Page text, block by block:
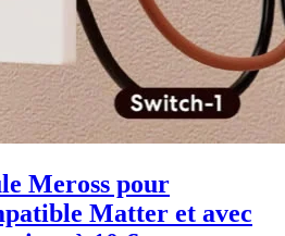
Meross pour
Matter et avec